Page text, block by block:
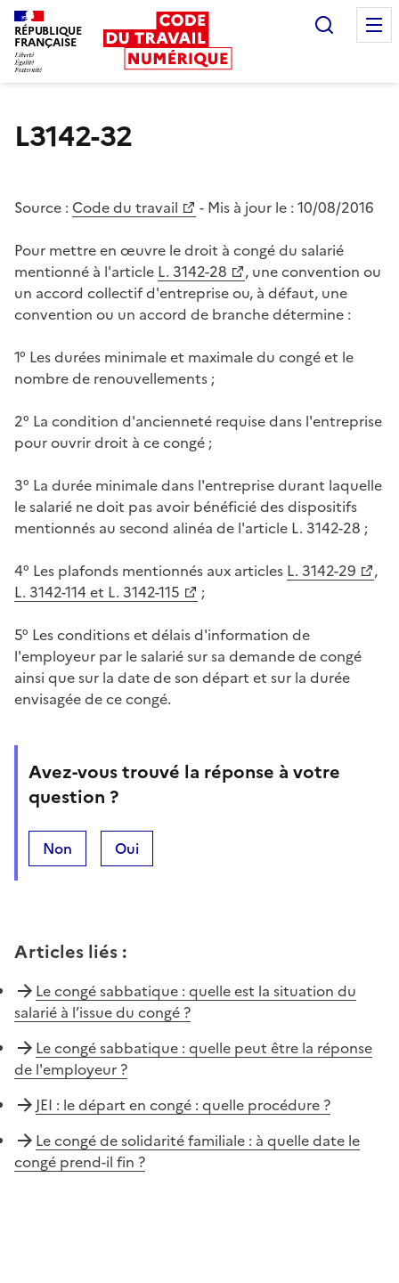
RÉPUBLIQUE
FRANÇAISE
L3142-32
Source : Code du travail - Mis à jour le : 10/08/2016
Pour mettre en œuvre le droit à congé du salarié
mentionné à l'article L. 3142-28
, une convention ou
un accord collectif d'entreprise ou, à défaut, une
convention ou un accord de branche détermine :
1° Les durées minimale et maximale du congé et le
nombre de renouvellements ;
2° La condition d'ancienneté requise dans l'entreprise
pour ouvrir droit à ce congé ;
3° La durée minimale dans l'entreprise durant laquelle
le salarié ne doit pas avoir bénéficié des dispositifs
mentionnés au second alinéa de l'article L. 3142-28 ;
4° Les plafonds mentionnés aux articles L. 3142-29
,
L. 3142-114 et L. 3142-115
;
5° Les conditions et délais d'information de
l'employeur par le salarié sur sa demande de congé
ainsi que sur la date de son départ et sur la durée
envisagée de ce congé.
Avez-vous trouvé la réponse à votre
question ?
Non Oui
Articles liés :
Le congé sabbatique : quelle est la situation du
salarié à l’issue du congé ?
Le congé sabbatique : quelle peut être la réponse
de l'employeur ?
JEI : le départ en congé : quelle procédure ?
Le congé de solidarité familiale : à quelle date le
congé prend-il fin ?